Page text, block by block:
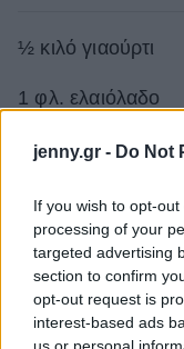
jenny.gr - Do Not
If you wish to opt-
processing of your
targeted advertising
section to confirm
opt-out request is
interest-based ads
us or personal
½ κιλό γιαούρτι
1 φλ. ελαιόλαδο
Αλάτι και πιπέρι